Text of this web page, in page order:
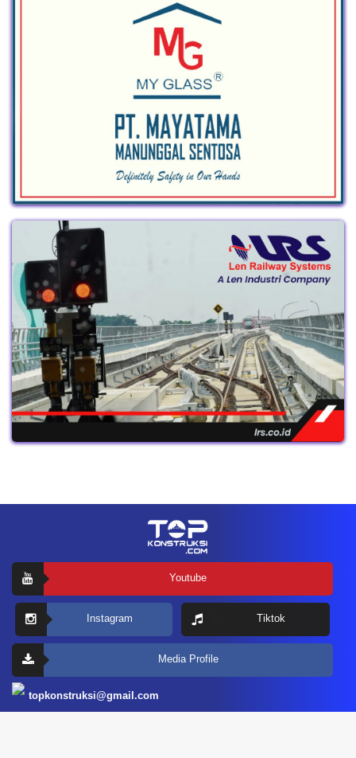
Youtube
Instagram Tiktok
Media Profile
topkonstruksi@gmail.com